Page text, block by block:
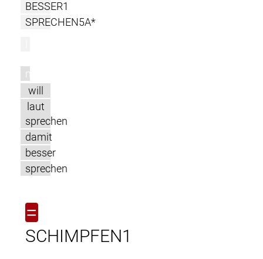
BESSER1
SPRECHEN5A*
m
will
laut
sprechen
damit
besser
sprechen
=
SCHIMPFEN1